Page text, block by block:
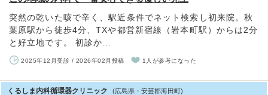
突然の乾いた咳で辛く、駅近条件でネット検索し初来院。秋
葉原駅から徒歩4分、TXや都営新宿線（岩本町駅）からは2分
と好立地です。 初診か…
2025年12月受診 / 2026年02月投稿 1人が参考になった
くるしま内科循環器クリニック (広島県・安芸郡海田町)